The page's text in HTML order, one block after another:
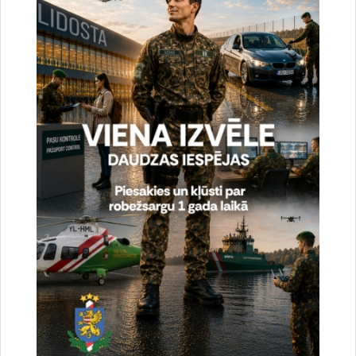
67075617, mob.20364206
e-pasts:jolanta.babisko@rs.gov.lv
Saistītas tēmas
Aktualitātes: Statistika
Drukāt lapu
Dalīties